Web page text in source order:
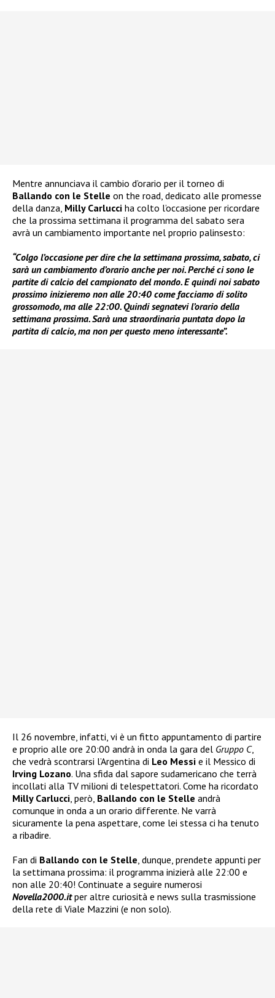
Mentre annunciava il cambio d’orario per il torneo di
Ballando con le Stelle on the road, dedicato alle promesse
della danza, Milly Carlucci ha colto l’occasione per ricordare
che la prossima settimana il programma del sabato sera
avrà un cambiamento importante nel proprio palinsesto:
“Colgo l’occasione per dire che la settimana prossima, sabato, ci
sarà un cambiamento d’orario anche per noi. Perché ci sono le
partite di calcio del campionato del mondo. E quindi noi sabato
prossimo inizieremo non alle 20:40 come facciamo di solito
grossomodo, ma alle 22:00. Quindi segnatevi l’orario della
settimana prossima. Sarà una straordinaria puntata dopo la
partita di calcio, ma non per questo meno interessante”.
Il 26 novembre, infatti, vi è un fitto appuntamento di partire
e proprio alle ore 20:00 andrà in onda la gara del Gruppo C,
che vedrà scontrarsi l’Argentina di Leo Messi e il Messico di
Irving Lozano. Una sfida dal sapore sudamericano che terrà
incollati alla TV milioni di telespettatori. Come ha ricordato
Milly Carlucci, però, Ballando con le Stelle andrà
comunque in onda a un orario differente. Ne varrà
sicuramente la pena aspettare, come lei stessa ci ha tenuto
a ribadire.
Fan di Ballando con le Stelle, dunque, prendete appunti per
la settimana prossima: il programma inizierà alle 22:00 e
non alle 20:40! Continuate a seguire numerosi
Novella2000.itper altre curiosità e news sulla trasmissione
della rete di Viale Mazzini (e non solo).